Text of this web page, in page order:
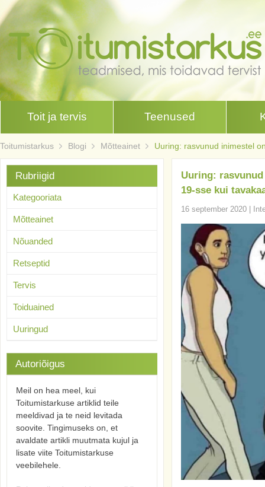
Toit ja tervis Teenused
Toitumistarkus Blogi Mõtteainet Uuring: rasvunud inimestel
Uuring:
19-sse kui
16 september 2020
Rubriigid
Kategooriata
Mõtteainet
Nõuanded
Retseptid
Tervis
Toiduained
Uuringud
Autoriõigus
Meil on hea meel, kui
Toitumistarkuse artiklid teile
meeldivad ja te neid levitada
soovite. Tingimuseks on, et
avaldate artikli muutmata kujul ja
lisate viite Toitumistarkuse
veebilehele.